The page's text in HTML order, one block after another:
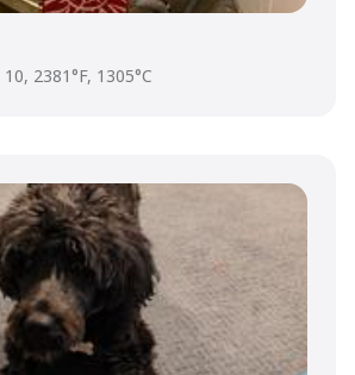
2381°F, 1305°C